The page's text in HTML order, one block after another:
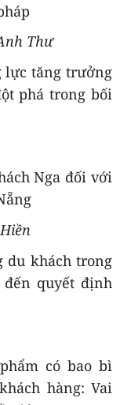
Thư
lực tăng trưởng
phá trong bối
Nga đối với
du khách trong
quyết định
có bao bì
hàng: Vai